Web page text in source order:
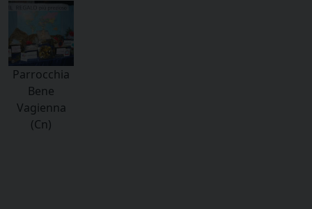
Parrocchia
Bene
Vagienna
(Cn)